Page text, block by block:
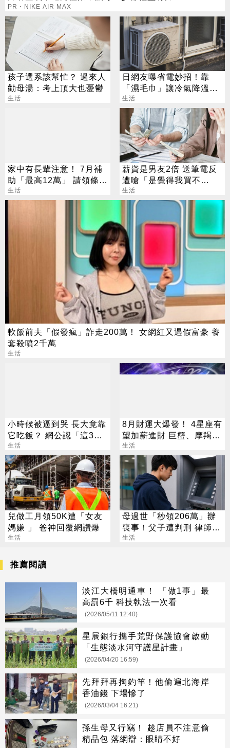
PR・NIKE AIR MAX
孩子選系該幫忙？ 過來人
勸母湯：考上頂大也憂鬱
生活
日網友曝省電妙招！靠
「濕毛巾」讓冷氣降溫
空調業者：不建議
生活
家中有長輩注意！ 7月補
助「最高12萬」 請領條
件、方法一次看
生活
薪資是男友2倍 送筆電反
遭嗆「是覺得我買不
起」？ 網齊勸快逃
生活
軟飯前夫「假發瘋」詐走200萬！ 女網紅又遇假富豪 養
套殺噴2千萬
生活
小時候被逼到哭 長大竟靠
它吃飯？ 網公認「這3
招」最划算
生活
8月財運大爆發！ 4星座有
望加薪進財 巨蟹、摩羯最
有感
生活
兒做工月領50K遭「女友
媽嫌 」 爸神回覆網讚爆
生活
母過世「秒領206萬」辦
喪事！父子遭判刑 律師：
搶錢先下手是罪
生活
推薦閱讀
淡江大橋明通車！ 「做1事」最
高罰6千 科技執法一次看
(2026/05/11 12:40)
星展銀行攜手荒野保護協會啟動
「生態淡水河守護星計畫」
(2026/04/20 16:59)
先拜拜再掏釣竿！他偷遍北海岸
香油錢 下場慘了
(2026/03/04 16:21)
孫生母又行竊！ 趁店員不注意偷
精品包 落網辯：眼睛不好